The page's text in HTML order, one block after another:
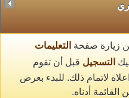
زيارة صفحة التعليمات
التسجيل قبل أن تقوم
لاتمام ذلك. للبدء بعرض
أدناه.